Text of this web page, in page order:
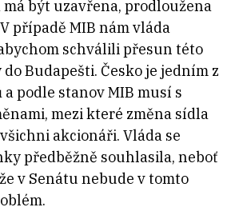
být uzavřena, prodloužena
případě MIB nám vláda
schválili přesun této
Budapešti. Česko je jedním z
podle stanov MIB musí s
mezi které změna sídla
akcionáři. Vláda se
předběžně souhlasila, neboť
v Senátu nebude v tomto